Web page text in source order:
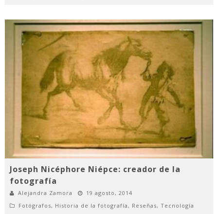
Joseph Nicéphore Niépce: creador de la
fotografía
Alejandra Zamora
19 agosto, 2014
Fotógrafos, Historia de la fotografía , Reseñas, Tecnología